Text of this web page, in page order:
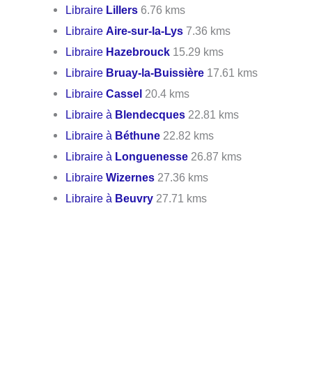
Libraire Lillers 6.76 kms
LibraireAire-sur-la-Lys 7.36 kms
Libraire Hazebrouck 15.29 kms
Libraire Bruay-la-Buissière 17.61 kms
LibraireCassel 20.4 kms
Libraire à Blendecques 22.81 kms
Libraire à Béthune 22.82 kms
Libraire à Longuenesse 26.87 kms
LibraireWizernes 27.36 kms
Libraire à Beuvry 27.71 kms